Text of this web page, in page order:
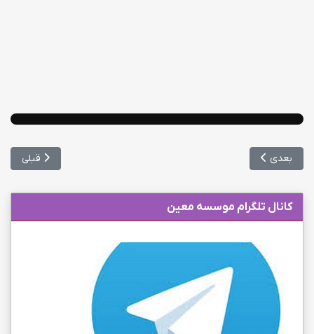
مطلب قبلی:
قبلی
مطلب بعدی: ظرفیت پذیرش رشته‌های پزشکی و دندانپزشکی در کنکور ۱۴۰۳ تعیین شد
بعدی
کانال تلگرام موسسه معین